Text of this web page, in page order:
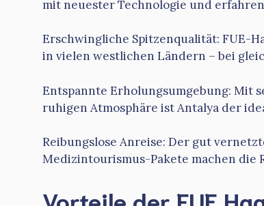
mit neuester Technologie und
Erschwingliche Spitzenqualität: FUE-
in vielen westlichen Ländern – bei
Entspannte Erholungsumgebung: Mit
ruhigen Atmosphäre ist Antalya der
Reibungslose Anreise: Der gut
Medizintourismus-Pakete machen die
Vorteile der FUE